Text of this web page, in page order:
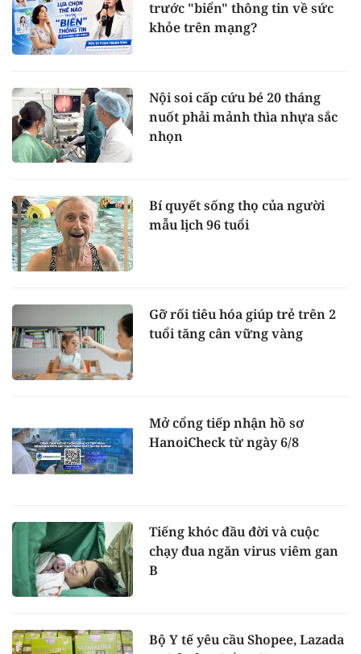
trước "biển" thông tin về sức
khỏe trên mạng?
Nội soi cấp cứu bé 20 tháng
nuốt phải mảnh thìa nhựa sắc
nhọn
Bí quyết sống thọ của người
mẫu lịch 96 tuổi
Gỡ rối tiêu hóa giúp trẻ trên 2
tuổi tăng cân vững vàng
Mở cổng tiếp nhận hồ sơ
HanoiCheck từ ngày 6/8
Tiếng khóc đầu đời và cuộc
chạy đua ngăn virus viêm gan
B
Bộ Y tế yêu cầu Shopee, Lazada